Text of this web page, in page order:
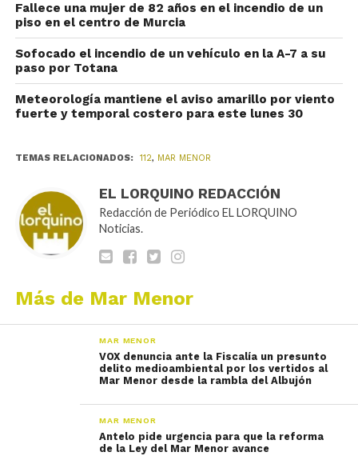
Fallece una mujer de 82 años en el incendio de un
piso en el centro de Murcia
Sofocado el incendio de un vehículo en la A-7 a su
paso por Totana
Meteorología mantiene el aviso amarillo por viento
fuerte y temporal costero para este lunes 30
TEMAS RELACIONADOS: 112, MAR MENOR
EL LORQUINO REDACCIÓN
Redacción de Periódico EL LORQUINO
Noticias.
Más de Mar Menor
MAR MENOR
VOX denuncia ante la Fiscalía un presunto
delito medioambiental por los vertidos al
Mar Menor desde la rambla del Albujón
MAR MENOR
Antelo pide urgencia para que la reforma
de la Ley del Mar Menor avance